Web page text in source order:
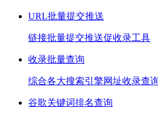
URL批量提交推送
链接批量提交推送促收录工具
收录批量查询
综合各大搜索引擎网址收录查
谷歌关键词排名查询